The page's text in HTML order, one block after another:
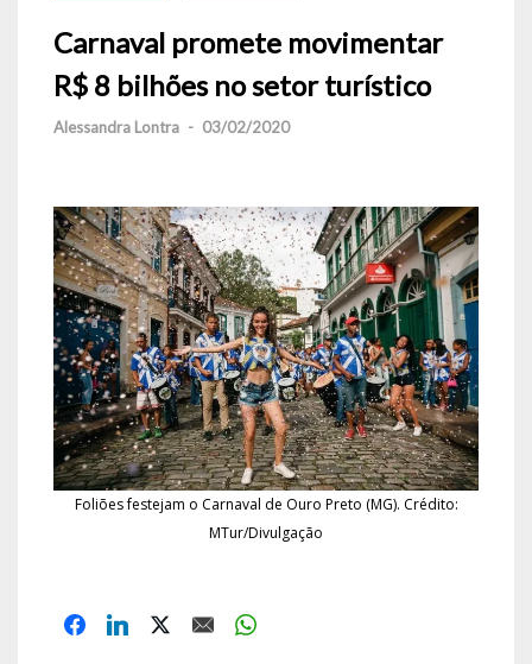
Carnaval promete movimentar
R$ 8 bilhões no setor turístico
Alessandra Lontra - 03/02/2020
Foliões festejam o Carnaval de Ouro Preto (MG). Crédito:
MTur/Divulgação